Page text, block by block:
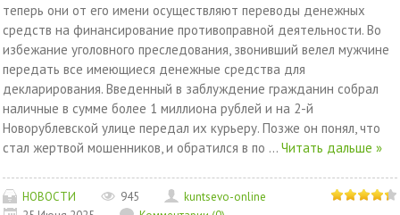
теперь они от его имени осуществляют переводы денежных
средств на финансирование противоправной деятельности. Во
избежание уголовного преследования, звонивший велел мужчине
передать все имеющиеся денежные средства для
декларирования. Введенный в заблуждение гражданин собрал
наличные в сумме более 1 миллиона рублей и на 2-й
Новорублевской улице передал их курьеру. Позже он понял, что
стал жертвой мошенников, и обратился в по ... Читать дальше »
НОВОСТИ 945
kuntsevo-online